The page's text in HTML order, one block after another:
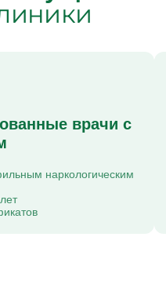
врачи с
наркологическим